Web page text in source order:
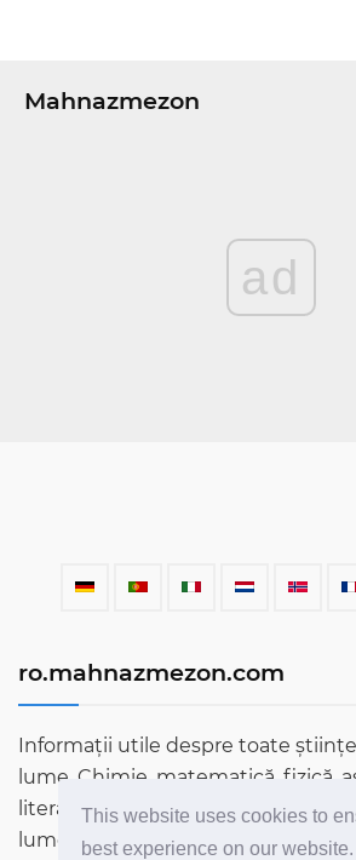
This website uses cookies to
best experience on our website.
Mahnazmezon
ad
ro.mahnazmezon.com
Informații utile despre toate
lume. Chimie, matematică, fizică,
literatură și multe altele. Aflați
lume prin blogul nostru!